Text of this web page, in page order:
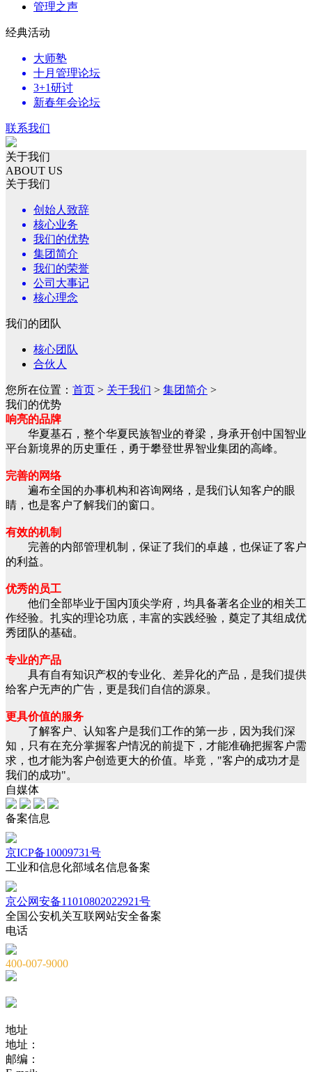
管理之声
经典活动
大师塾
十月管理论坛
3+1研讨
新春年会论坛
联系我们
关于我们
ABOUT US
关于我们
创始人致辞
核心业务
我们的优势
集团简介
我们的荣誉
公司大事记
核心理念
我们的团队
核心团队
合伙人
您所在位置： 首页 > 关于我们 > 集团简介 >
我们的优势
响亮的品牌
华夏基石，整个华夏民族智业的脊梁，身承开创中国智业
平台新境界的历史重任，勇于攀登世界智业集团的高峰。
完善的网络
遍布全国的办事机构和咨询网络，是我们认知客户的眼
睛，也是客户了解我们的窗口。
有效的机制
完善的内部管理机制，保证了我们的卓越，也保证了客户
的利益。
优秀的员工
他们全部毕业于国内顶尖学府，均具备著名企业的相关工
作经验。扎实的理论功底，丰富的实践经验，奠定了其组成优
秀团队的基础。
专业的产品
具有自有知识产权的专业化、差异化的产品，是我们提供
给客户无声的广告，更是我们自信的源泉。
更具价值的服务
了解客户、认知客户是我们工作的第一步，因为我们深
知，只有在充分掌握客户情况的前提下，才能准确把握客户需
求，也才能为客户创造更大的价值。毕竟，"客户的成功才是
我们的成功"。
自媒体
备案信息
京ICP备10009731号
工业和信息化部域名信息备案
京公网安备11010802022921号
全国公安机关互联网站安全备案
电话
400-007-9000
地址
地址：
邮编：